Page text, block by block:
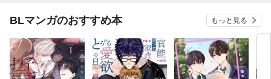
BLマンガのおすすめ本 もっと見る